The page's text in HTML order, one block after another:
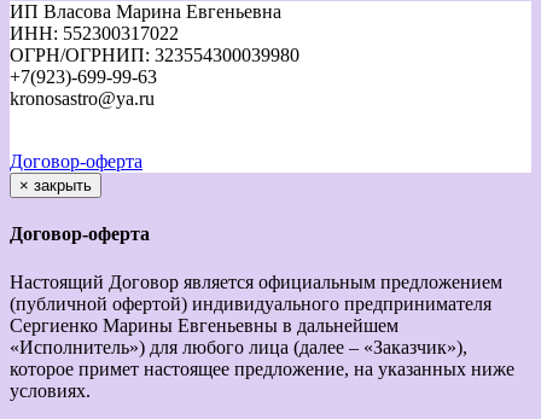
ИП Власова Марина Евгеньевна
ИНН: 552300317022
ОГРН/ОГРНИП: 323554300039980
+7(923)-699-99-63
kronosastro@ya.ru
Договор-оферта
× закрыть
Договор-оферта
Настоящий Договор является официальным предложением
(публичной офертой) индивидуального предпринимателя
Сергиенко Марины Евгеньевны в дальнейшем
«Исполнитель») для любого лица (далее – «Заказчик»),
которое примет настоящее предложение, на указанных ниже
условиях.